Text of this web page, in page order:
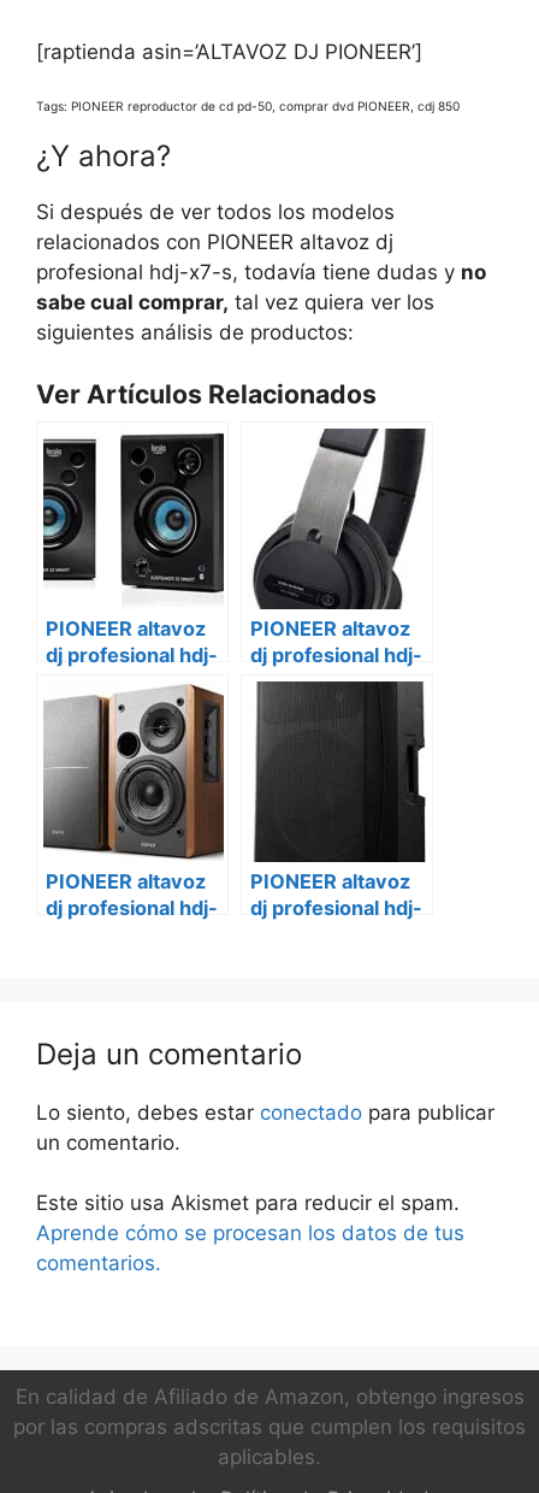
[raptienda asin=’ALTAVOZ DJ PIONEER’]
Tags: PIONEER reproductor de cd pd-50, comprar dvd PIONEER, cdj 850
¿Y ahora?
Si después de ver todos los modelos
relacionados con PIONEER altavoz dj
profesional hdj-x7-s, todavía tiene dudas y no
sabe cual comprar, tal vez quiera ver los
siguientes análisis de productos:
Ver Artículos Relacionados
PIONEER altavoz
dj profesional hdj-
PIONEER altavoz
dj profesional hdj-
s7-w
PIONEER altavoz
dj profesional hdj-
PIONEER altavoz
dj profesional hdj-
Deja un comentario
Lo siento, debes estar conectado para publicar
un comentario.
Este sitio usa Akismet para reducir el spam.
Aprende cómo se procesan los datos de tus
comentarios.
En calidad de Afiliado de Amazon, obtengo ingresos
por las compras adscritas que cumplen los requisitos
aplicables.